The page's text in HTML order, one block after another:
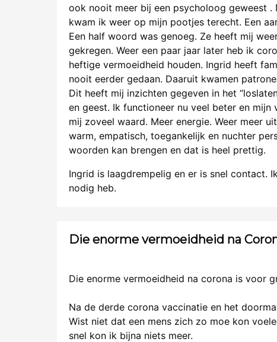
ook nooit meer bij een psycholoog geweest .
kwam ik weer op mijn pootjes terecht. Een
Een half woord was genoeg. Ze heeft mij
gekregen. Weer een paar jaar later heb ik
heftige vermoeidheid houden. Ingrid heeft
nooit eerder gedaan. Daaruit kwamen
Dit heeft mij inzichten gegeven in het
en geest. Ik functioneer nu veel beter en
mij zoveel waard. Meer energie. Weer meer
warm, empatisch, toegankelijk en nuchter
woorden kan brengen en dat is heel prettig.
Ingrid is laagdrempelig en er is snel contact.
nodig heb.
Die enorme vermoeidheid na
Die enorme vermoeidheid na corona is voor
Na de derde corona vaccinatie en het
Wist niet dat een mens zich zo moe kon
snel kon ik bijna niets meer.